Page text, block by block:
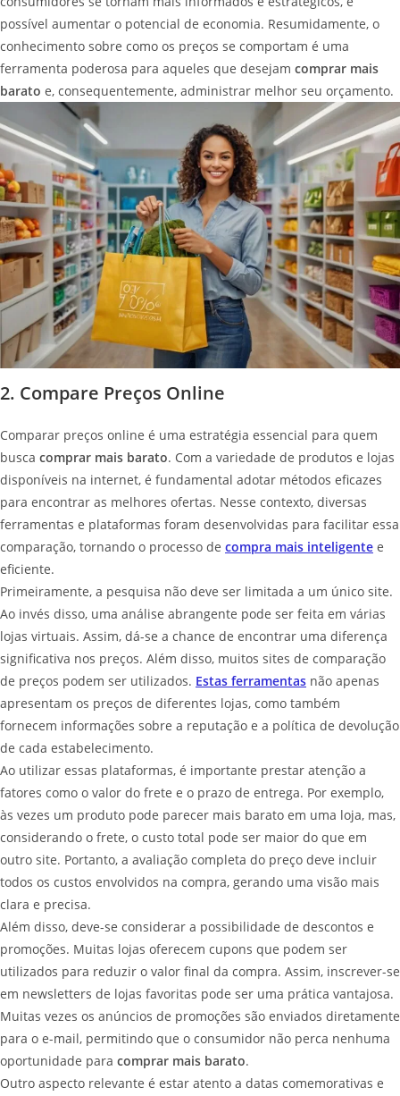
possível aumentar o potencial de economia. Resumidamente, o
conhecimento sobre como os preços se comportam é uma
ferramenta poderosa para aqueles que desejam comprar mais
barato e, consequentemente, administrar melhor seu orçamento.
2. Compare Preços Online
Comparar preços online é uma estratégia essencial para quem
busca comprar mais barato. Com a variedade de produtos e lojas
disponíveis na internet, é fundamental adotar métodos eficazes
para encontrar as melhores ofertas. Nesse contexto, diversas
ferramentas e plataformas foram desenvolvidas para facilitar essa
comparação, tornando o processo de compra mais inteligente e
eficiente.
Primeiramente, a pesquisa não deve ser limitada a um único site.
Ao invés disso, uma análise abrangente pode ser feita em várias
lojas virtuais. Assim, dá-se a chance de encontrar uma diferença
significativa nos preços. Além disso, muitos sites de comparação
de preços podem ser utilizados. Estas ferramentas não apenas
apresentam os preços de diferentes lojas, como também
fornecem informações sobre a reputação e a política de devolução
de cada estabelecimento.
Ao utilizar essas plataformas, é importante prestar atenção a
fatores como o valor do frete e o prazo de entrega. Por exemplo,
às vezes um produto pode parecer mais barato em uma loja, mas,
considerando o frete, o custo total pode ser maior do que em
outro site. Portanto, a avaliação completa do preço deve incluir
todos os custos envolvidos na compra, gerando uma visão mais
clara e precisa.
Além disso, deve-se considerar a possibilidade de descontos e
promoções. Muitas lojas oferecem cupons que podem ser
utilizados para reduzir o valor final da compra. Assim, inscrever-se
em newsletters de lojas favoritas pode ser uma prática vantajosa.
Muitas vezes os anúncios de promoções são enviados diretamente
para o e-mail, permitindo que o consumidor não perca nenhuma
oportunidade para comprar mais barato.
Outro aspecto relevante é estar atento a datas comemorativas e